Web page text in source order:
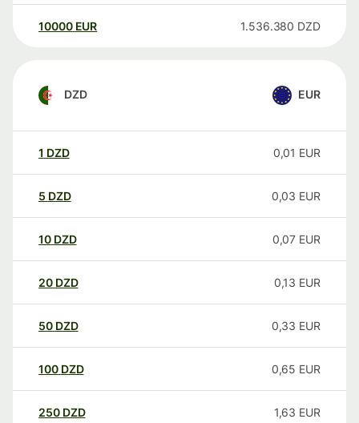
10000 EUR 1.536.380 DZD
DZD EUR
1 DZD 0,01 EUR
5 DZD 0,03 EUR
10 DZD 0,07 EUR
20 DZD 0,13 EUR
50 DZD 0,33 EUR
100 DZD 0,65 EUR
250 DZD 1,63 EUR